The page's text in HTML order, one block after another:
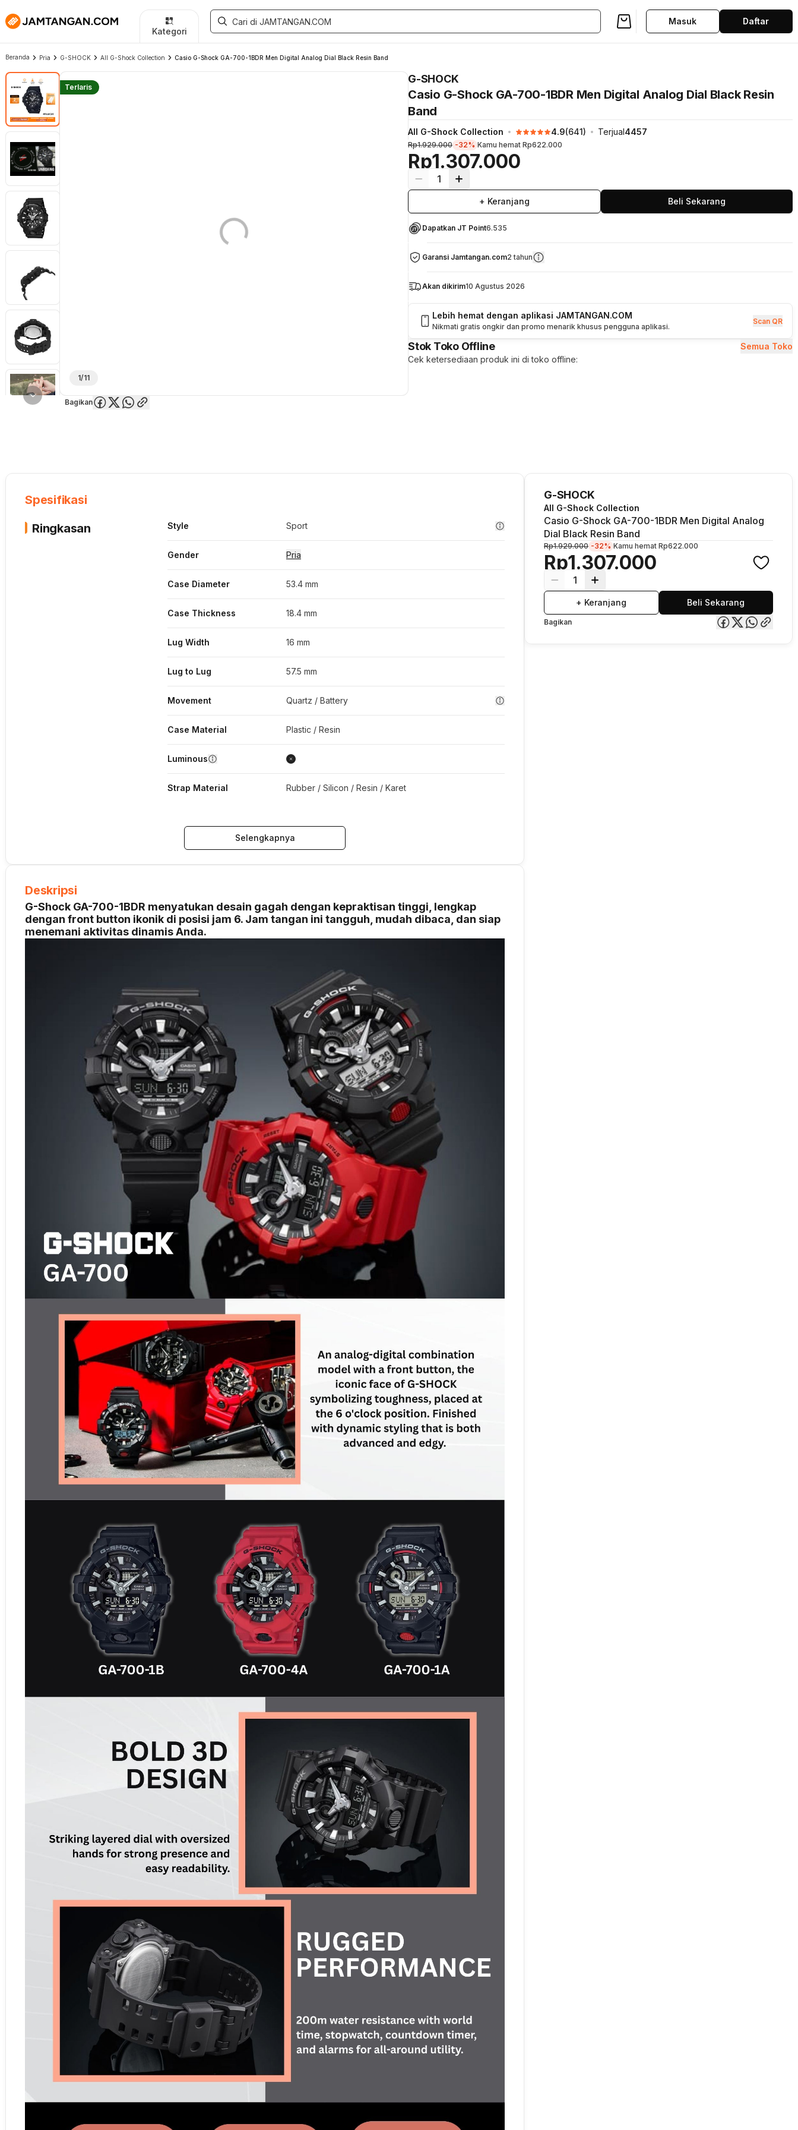
Kategori
Masuk Daftar
Beranda Pria G-SHOCK All G-Shock Collection Casio G-Shock GA-700-1BDR Men Digital Analog Dial Black Resin Band
Terlaris
1/11
Bagikan
G-SHOCK
Casio G-Shock GA-700-1BDR Men Digital Analog Dial Black Resin
Band
All G-Shock Collection 4.9(641) Terjual4457
Rp1.307.000
Rp1.929.000 -32% Kamu hemat Rp622.000
1
+ Keranjang Beli Sekarang
Dapatkan JT Point6.535
Garansi Jamtangan.com2 tahun
Akan dikirim10 Agustus 2026
Lebih hemat dengan aplikasi JAMTANGAN.COM
Nikmati gratis ongkir dan promo menarik khusus pengguna aplikasi.
Scan QR
Stok Toko Offline
Semua Toko
Cek ketersediaan produk ini di toko offline:
Spesifikasi
Ringkasan
Style Sport
Gender Pria
Case Diameter 53.4 mm
Case Thickness 18.4 mm
Lug Width 16 mm
Lug to Lug 57.5 mm
Movement Quartz / Battery
Case Material Plastic / Resin
Luminous
Strap Material Rubber / Silicon / Resin / Karet
Selengkapnya
Deskripsi
G-Shock GA-700-1BDR menyatukan desain gagah dengan kepraktisan tinggi, lengkap
dengan front button ikonik di posisi jam 6. Jam tangan ini tangguh, mudah dibaca, dan siap
menemani aktivitas dinamis Anda.
G-SHOCK
All G-Shock Collection
Casio G-Shock GA-700-1BDR Men Digital Analog
Dial Black Resin Band
Rp1.307.000
Rp1.929.000 -32% Kamu hemat Rp622.000
1
+ Keranjang Beli Sekarang
Bagikan